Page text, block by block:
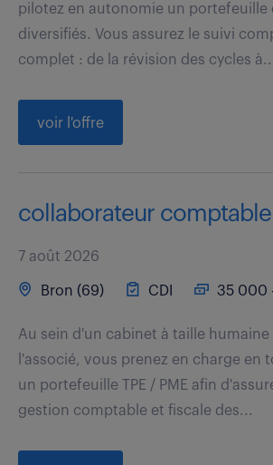
pilotez en autonomie un portefeuille
diversifiés. Vous assurez le suivi
complet : de la révision des cycles
voir l'offre
collaborateur
7 août 2026
Bron (69) CDI 35 000
Au sein d'un cabinet à taille humaine
l'associé, vous prenez en charge en
un portefeuille TPE / PME afin
gestion comptable et fiscale des...